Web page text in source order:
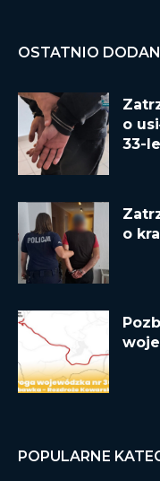
OSTATNIO
o
33-
o
POPULARNE